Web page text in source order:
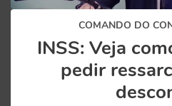
COMANDO DO
INSS: Veja
pedir